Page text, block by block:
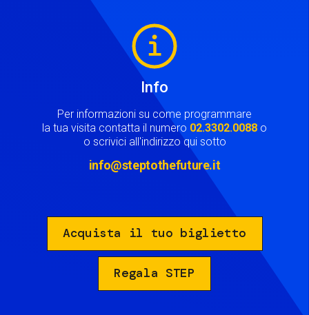
Info
Per informazioni su come programmare
la tua visita contatta il numero 02.3302.0088 o
o scrivici all'indirizzo qui sotto
info@steptothefuture.it
Acquista il tuo biglietto
Regala STEP